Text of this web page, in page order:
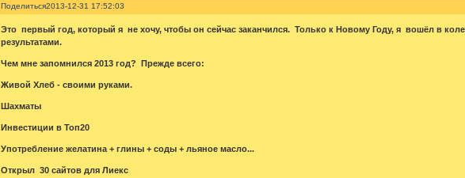
Поделиться2013-12-31 17:52:03
Это первый год, который я не хочу, чтобы он сейчас заканчился. Только к Новому Году, я вошёл в
результатами.
Чем мне запомнился 2013 год? Прежде всего:
Живой Хлеб - своими руками.
Шахматы
Инвестиции в Топ20
Употребление желатина + глины + соды + льяное масло...
Открыл 30 сайтов для Лиекс